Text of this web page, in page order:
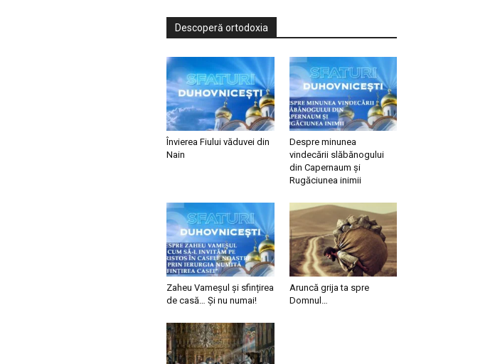
Descoperă ortodoxia
Învierea Fiului văduvei din
Nain
Despre minunea
vindecării slăbănogului
din Capernaum și
Rugăciunea inimii
Zaheu Vameșul și sfințirea
de casă… Și nu numai!
Aruncă grija ta spre
Domnul…